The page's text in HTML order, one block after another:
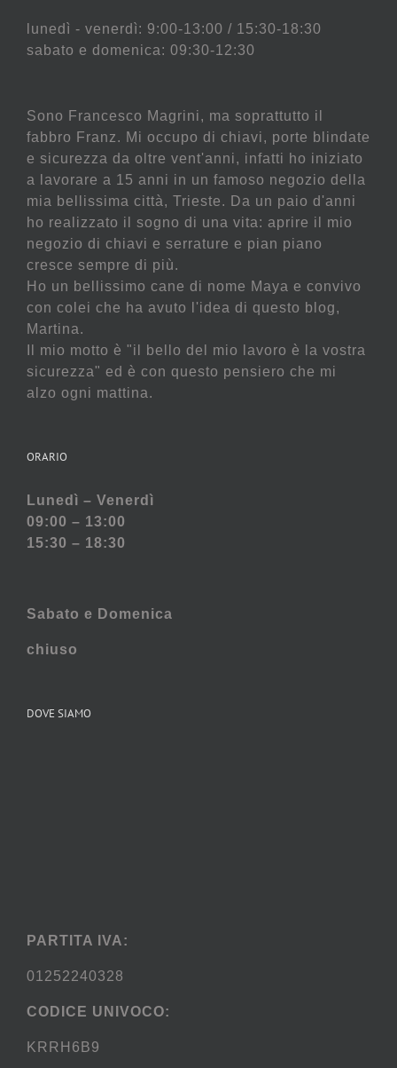
lunedì - venerdì: 9:00-13:00 / 15:30-18:30
sabato e domenica: 09:30-12:30
Sono Francesco Magrini, ma soprattutto il
fabbro Franz. Mi occupo di chiavi, porte blindate
e sicurezza da oltre vent'anni, infatti ho iniziato
a lavorare a 15 anni in un famoso negozio della
mia bellissima città, Trieste. Da un paio d'anni
ho realizzato il sogno di una vita: aprire il mio
negozio di chiavi e serrature e pian piano
cresce sempre di più.
Ho un bellissimo cane di nome Maya e convivo
con colei che ha avuto l'idea di questo blog,
Martina.
Il mio motto è "il bello del mio lavoro è la vostra
sicurezza" ed è con questo pensiero che mi
alzo ogni mattina.
ORARIO
Lunedì – Venerdì
09:00 – 13:00
15:30 – 18:30
Sabato e Domenica
chiuso
DOVE SIAMO
PARTITA IVA:
01252240328
CODICE UNIVOCO:
KRRH6B9